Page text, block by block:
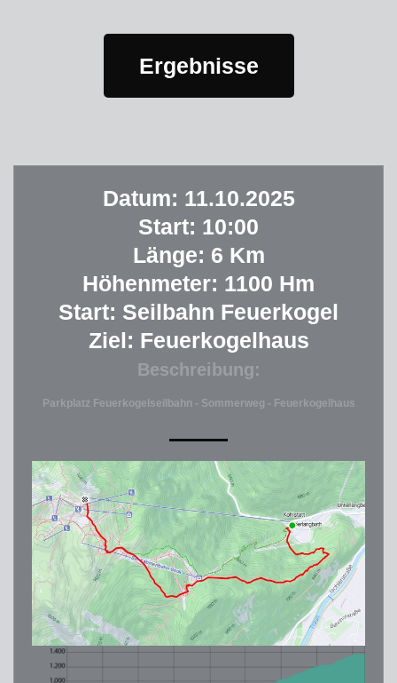
Ergebnisse
Datum: 11.10.2025
Start: 10:00
Länge: 6 Km
Höhenmeter: 1100 Hm
Start: Seilbahn Feuerkogel
Ziel: Feuerkogelhaus
Beschreibung:
Parkplatz Feuerkogelseilbahn - Sommerweg - Feuerkogelhaus